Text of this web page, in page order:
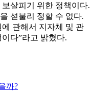
살피기 위한 정책이다.
섣불리 정할 수 없다.
관해서 지자체 및 관
다”라고 밝혔다.
까?